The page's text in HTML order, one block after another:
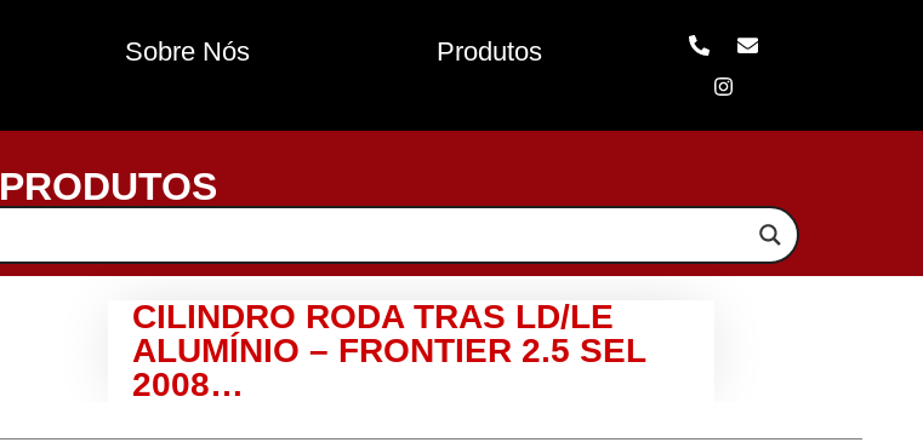
Sobre Nós Produtos
PRODUTOS
CILINDRO RODA TRAS LD/LE
ALUMÍNIO – FRONTIER 2.5 SEL
2008…